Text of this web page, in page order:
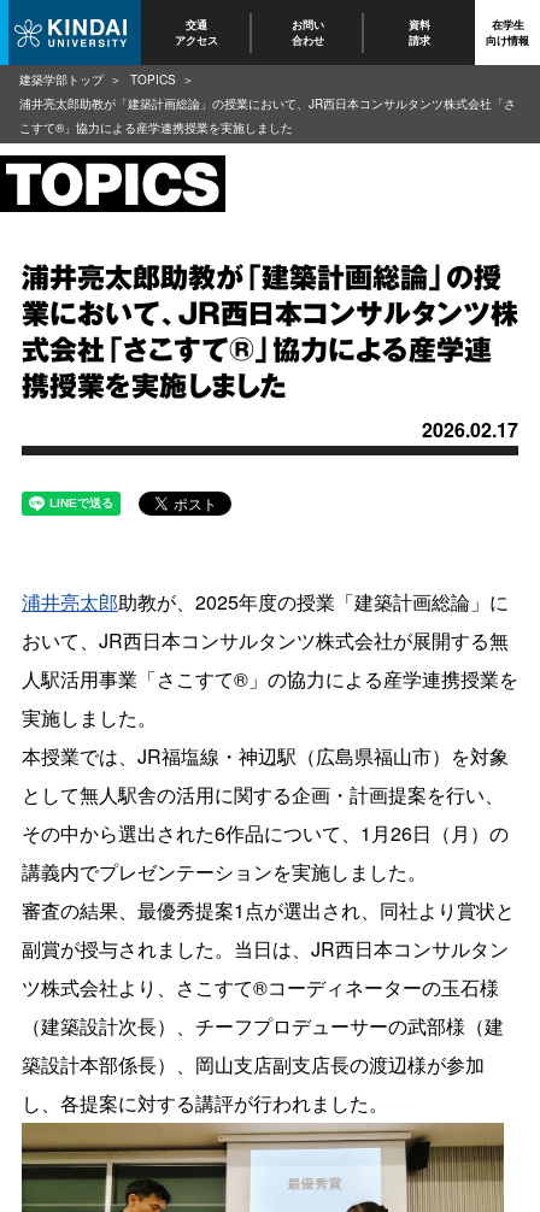
交通
アクセス
お問い
合わせ
資料
請求
在学生
向け情報
浦井亮太郎助教が「建築計画総論」の授
業において、JR西日本コンサルタンツ株
式会社「さこすて®︎」協力による産学連
携授業を実施しました
2026.02.17
浦井亮太郎助教が、2025年度の授業「建築計画総論」に
おいて、JR西日本コンサルタンツ株式会社が展開する無
人駅活用事業「さこすて®︎」の協力による産学連携授業を
実施しました。
本授業では、JR福塩線・神辺駅（広島県福山市）を対象
として無人駅舎の活用に関する企画・計画提案を行い、
その中から選出された6作品について、1月26日（月）の
講義内でプレゼンテーションを実施しました。
審査の結果、最優秀提案1点が選出され、同社より賞状と
副賞が授与されました。当日は、JR西日本コンサルタン
ツ株式会社より、さこすて®︎コーディネーターの玉石様
（建築設計次長）、チーフプロデューサーの武部様（建
築設計本部係長）、岡山支店副支店長の渡辺様が参加
し、各提案に対する講評が行われました。
建築学部トップ
TOPICS
浦井亮太郎助教が「建築計画総論」の授業において、JR西日本コンサルタンツ株式会社「さ
こすて®︎」協力による産学連携授業を実施しました